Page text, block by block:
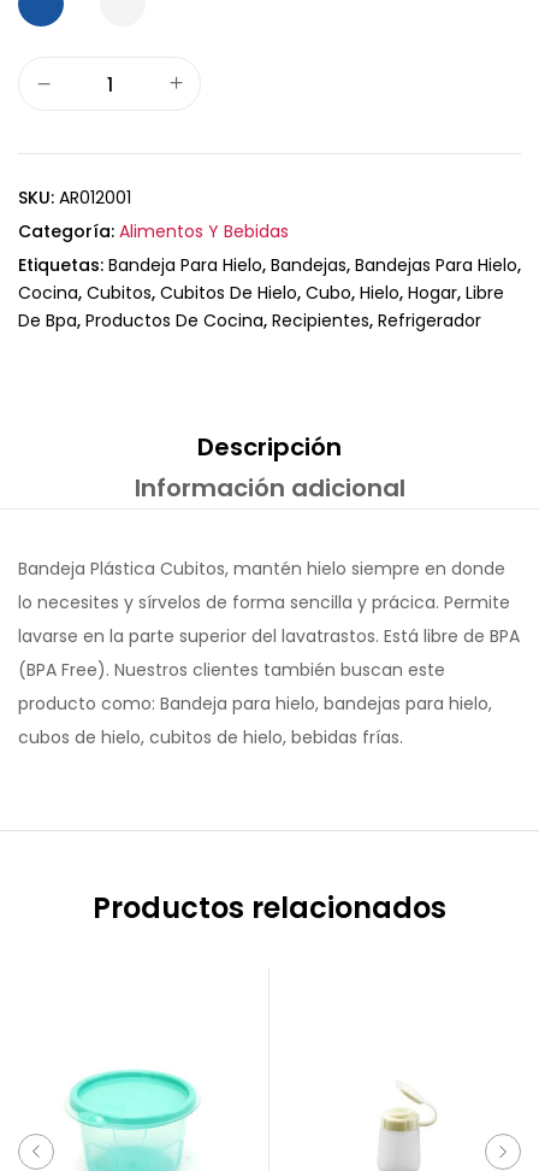
SKU: AR012001
Categoría: Alimentos Y Bebidas
Etiquetas: Bandeja Para Hielo, Bandejas, Bandejas Para Hielo,
Cocina, Cubitos, Cubitos De Hielo, Cubo, Hielo, Hogar, Libre
De Bpa, Productos De Cocina, Recipientes, Refrigerador
Descripción
Información adicional
Bandeja Plástica Cubitos, mantén hielo siempre en donde
lo necesites y sírvelos de forma sencilla y prácica. Permite
lavarse en la parte superior del lavatrastos. Está libre de BPA
(BPA Free). Nuestros clientes también buscan este
producto como: Bandeja para hielo, bandejas para hielo,
cubos de hielo, cubitos de hielo, bebidas frías.
Productos relacionados